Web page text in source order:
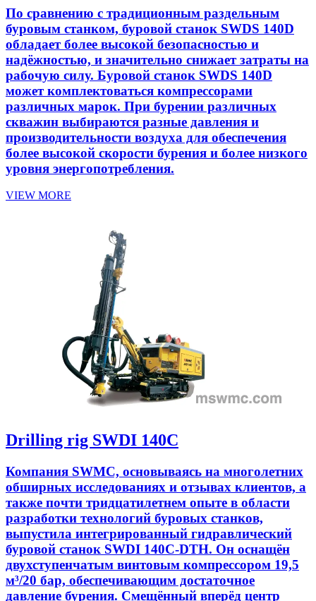
По сравнению с традиционным раздельным
буровым станком, буровой станок SWDS 140D
обладает более высокой безопасностью и
надёжностью, и значительно снижает затраты на
рабочую силу. Буровой станок SWDS 140D
может комплектоваться компрессорами
различных марок. При бурении различных
скважин выбираются разные давления и
производительности воздуха для обеспечения
более высокой скорости бурения и более низкого
уровня энергопотребления.
VIEW MORE
Drilling rig SWDI 140C
Компания SWMC, основываясь на многолетних
обширных исследованиях и отзывах клиентов, а
также почти тридцатилетнем опыте в области
разработки технологий буровых станков,
выпустила интегрированный гидравлический
буровой станок SWDI 140C-DTH. Он оснащён
двухступенчатым винтовым компрессором 19,5
м³/20 бар, обеспечивающим достаточное
давление бурения. Смещённый вперёд центр